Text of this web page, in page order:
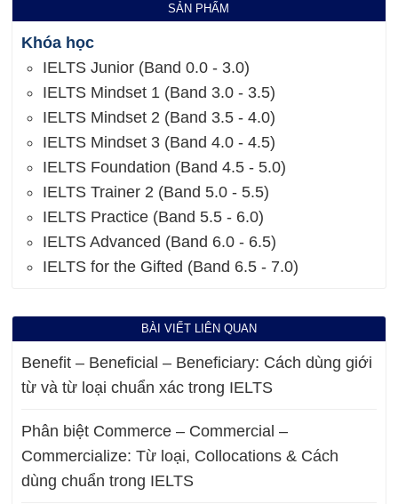
SẢN PHẨM
Khóa học
IELTS Junior (Band 0.0 - 3.0)
IELTS Mindset 1 (Band 3.0 - 3.5)
IELTS Mindset 2 (Band 3.5 - 4.0)
IELTS Mindset 3 (Band 4.0 - 4.5)
IELTS Foundation (Band 4.5 - 5.0)
IELTS Trainer 2 (Band 5.0 - 5.5)
IELTS Practice (Band 5.5 - 6.0)
IELTS Advanced (Band 6.0 - 6.5)
IELTS for the Gifted (Band 6.5 - 7.0)
BÀI VIẾT LIÊN QUAN
Benefit – Beneficial – Beneficiary: Cách dùng giới
từ và từ loại chuẩn xác trong IELTS
Phân biệt Commerce – Commercial –
Commercialize: Từ loại, Collocations & Cách
dùng chuẩn trong IELTS